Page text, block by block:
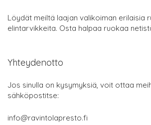
Löydät meiltä laajan valikoiman erilaisia
elintarvikkeita. Osta halpaa ruokaa
Yhteydenotto
Jos sinulla on kysymyksiä, voit ottaa
sähköpostitse:
info@ravintolapresto.fi